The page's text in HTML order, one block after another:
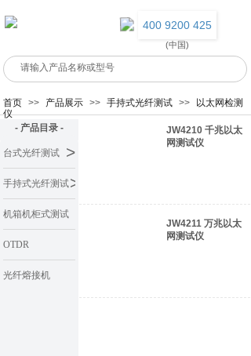
400 9200 425
(中国)
首页 >> 产品展示 >> 手持式光纤测试 >>
以太网检测
仪
台式光纤测试 >
手持式光纤测试>
机箱机柜式测试
系统
OTDR
光纤熔接机
- 产品目录 -
JW4210 千兆以太
网测试仪
JW4211 万兆以太
网测试仪